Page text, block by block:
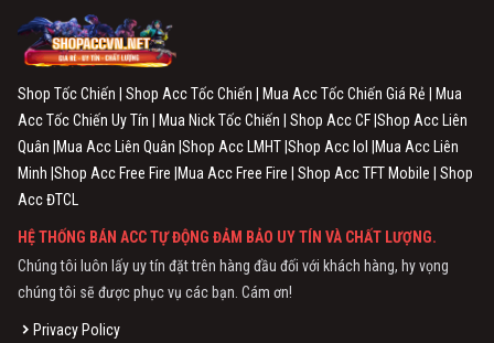
Shop Tốc Chiến | Shop Acc Tốc Chiến | Mua Acc Tốc Chiến Giá Rẻ | Mua
Acc Tốc Chiến Uy Tín | Mua Nick Tốc Chiến | Shop Acc CF |Shop Acc Liên
Quân |Mua Acc Liên Quân |Shop Acc LMHT |Shop Acc lol |Mua Acc Liên
Minh |Shop Acc Free Fire |Mua Acc Free Fire | Shop Acc TFT Mobile | Shop
Acc ĐTCL
HỆ THỐNG BÁN ACC TỰ ĐỘNG ĐẢM BẢO UY TÍN VÀ CHẤT LƯỢNG.
Chúng tôi luôn lấy uy tín đặt trên hàng đầu đối với khách hàng, hy vọng
chúng tôi sẽ được phục vụ các bạn. Cám ơn!
Privacy Policy